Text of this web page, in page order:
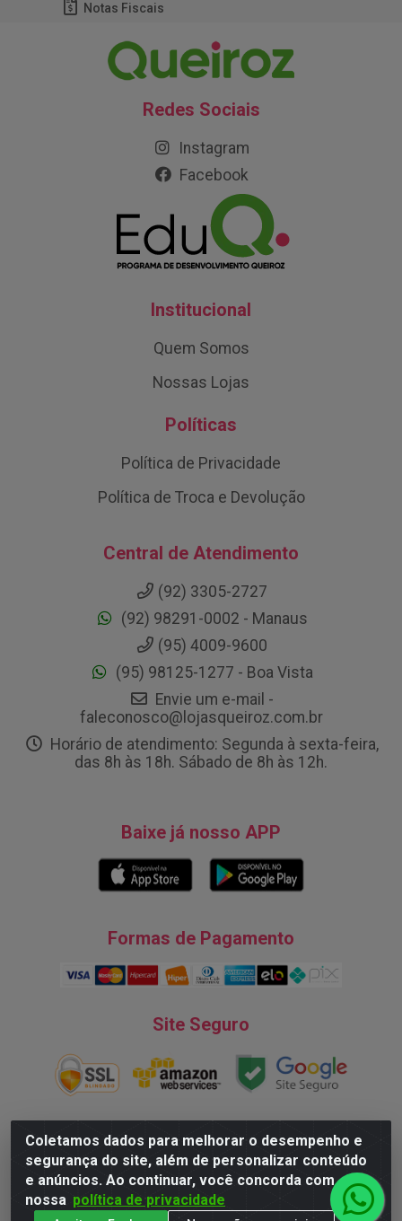
Coletamos dados para melhorar o desempenho e
segurança do site, além de personalizar conteúdo
e anúncios. Ao continuar, você concorda com
nossa política de privacidade
Notas Fiscais
Redes Sociais
Instagram
Facebook
Institucional
Quem Somos
Nossas Lojas
Políticas
Política de Privacidade
Política de Troca e Devolução
Central de Atendimento
(92) 3305-2727
(92) 98291-0002 - Manaus
(95) 4009-9600
(95) 98125-1277 - Boa Vista
Envie um e-mail -
faleconosco@lojasqueiroz.com.br
Horário de atendimento: Segunda à sexta-feira,
das 8h às 18h. Sábado de 8h às 12h.
Baixe já nosso APP
Formas de Pagamento
Site Seguro
Natureza Comércio de Descartáveis LTDA - Endereço: Av. do
Turismo, 28, Tarumã - CNPJ:08.038.545/0001-07 © 2016
Todos dos direitos reservados.